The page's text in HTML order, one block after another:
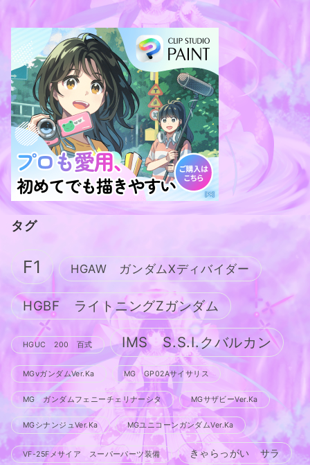
タグ
F1 HGAW ガンダムXディバイダー
HGBF ライトニングZガンダム
HGUC 200 百式 IMS S.S.I.クバルカン
MGνガンダムVer.Ka MG GP02Aサイサリス
MG ガンダムフェニーチェリナーシタ MGサザビーVer.Ka
MGシナンジュVer.Ka MGユニコーンガンダムVer.Ka
VF-25Fメサイア スーパーパーツ装備 きゃらっがい サラ